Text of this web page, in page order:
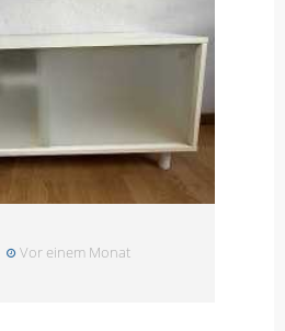
Vor einem Monat